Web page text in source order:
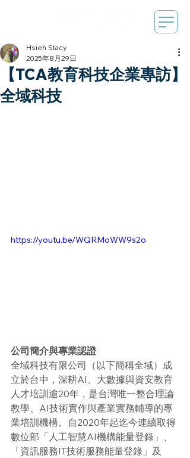
【TCA教育科技企業專訪】
全域科技
Hsieh Stacy
2025年8月29日
https://youtu.be/WQRMoWW9s2o
公司簡介與專業認證
全域科技有限公司（以下簡稱全域）成
立於台中，深耕AI、大數據與資安教育
人才培訓逾20年，是台灣唯一整合理論
教學、AI技術實作與產業實務輔導的專
業培訓機構。自2020年起迄今連續取得
數位部「人工智慧AI機構能量登錄」、
「資訊服務IT技術服務能量登錄」及